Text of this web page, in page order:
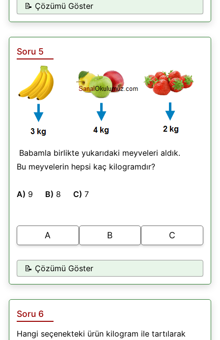
📝 Çözümü Göster
Soru 5
Babamla birlikte yukarıdaki meyveleri aldık.
Bu meyvelerin hepsi kaç kilogramdır?
A) 9 B) 8 C) 7
A B C
📝 Çözümü Göster
Soru 6
Hangi seçenekteki ürün kilogram ile tartılarak